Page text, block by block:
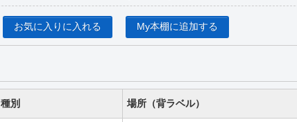
お気に入りに入れる My本棚に追加する
種別 場所（背ラベル）